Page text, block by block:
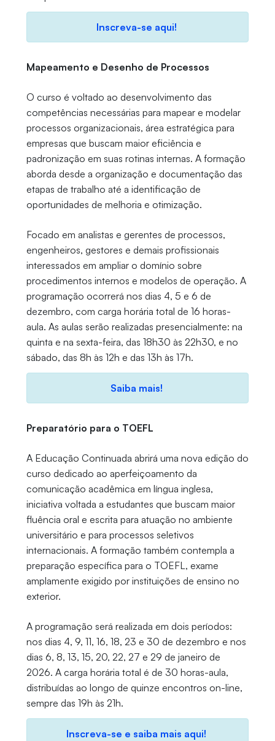
Inscreva-se aqui!
Mapeamento e Desenho de Processos
O curso é voltado ao desenvolvimento das
competências necessárias para mapear e modelar
processos organizacionais, área estratégica para
empresas que buscam maior eficiência e
padronização em suas rotinas internas. A formação
aborda desde a organização e documentação das
etapas de trabalho até a identificação de
oportunidades de melhoria e otimização.
Focado em analistas e gerentes de processos,
engenheiros, gestores e demais profissionais
interessados em ampliar o domínio sobre
procedimentos internos e modelos de operação. A
programação ocorrerá nos dias 4, 5 e 6 de
dezembro, com carga horária total de 16 horas-
aula. As aulas serão realizadas presencialmente: na
quinta e na sexta-feira, das 18h30 às 22h30, e no
sábado, das 8h às 12h e das 13h às 17h.
Saiba mais!
Preparatório para o TOEFL
A Educação Continuada abrirá uma nova edição do
curso dedicado ao aperfeiçoamento da
comunicação acadêmica em língua inglesa,
iniciativa voltada a estudantes que buscam maior
fluência oral e escrita para atuação no ambiente
universitário e para processos seletivos
internacionais. A formação também contempla a
preparação específica para o TOEFL, exame
amplamente exigido por instituições de ensino no
exterior.
A programação será realizada em dois períodos:
nos dias 4, 9, 11, 16, 18, 23 e 30 de dezembro e nos
dias 6, 8, 13, 15, 20, 22, 27 e 29 de janeiro de
2026. A carga horária total é de 30 horas-aula,
distribuídas ao longo de quinze encontros on-line,
sempre das 19h às 21h.
Inscreva-se e saiba mais aqui!